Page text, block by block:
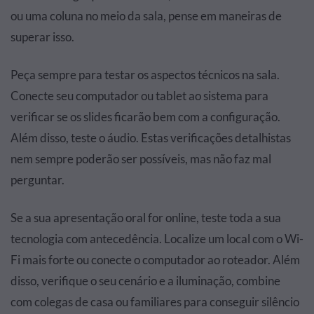
ou uma coluna no meio da sala, pense em maneiras de
superar isso.
Peça sempre para testar os aspectos técnicos na sala.
Conecte seu computador ou tablet ao sistema para
verificar se os slides ficarão bem com a configuração.
Além disso, teste o áudio. Estas verificações detalhistas
nem sempre poderão ser possíveis, mas não faz mal
perguntar.
Se a sua apresentação oral for online, teste toda a sua
tecnologia com antecedência. Localize um local com o Wi-
Fi mais forte ou conecte o computador ao roteador. Além
disso, verifique o seu cenário e a iluminação, combine
com colegas de casa ou familiares para conseguir silêncio